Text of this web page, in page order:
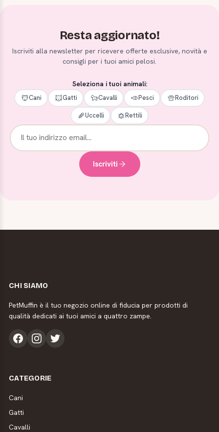
Resta aggiornato!
Iscriviti alla newsletter per ricevere offerte esclusive, novità e
consigli per i tuoi amici pelosi.
Seleziona i tuoi animali:
Cani Gatti Cavalli Pesci Roditori
Uccelli Rettili
Iscriviti
CHI SIAMO
PetMuffin è il tuo negozio online di fiducia per prodotti di
qualità dedicati ai tuoi amici a quattro zampe.
CATEGORIE
Cani
Gatti
Cavalli